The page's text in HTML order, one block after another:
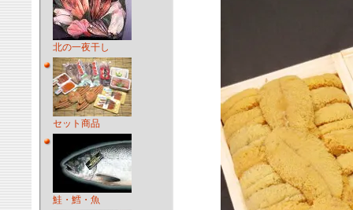
北の一夜干し
セット商品
鮭・鱈・魚